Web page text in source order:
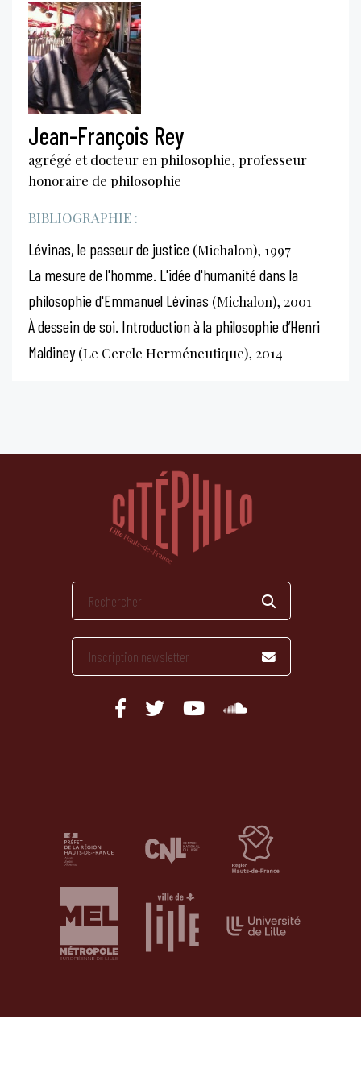
Jean-François Rey
agrégé et docteur en philosophie, professeur
honoraire de philosophie
BIBLIOGRAPHIE :
Lévinas, le passeur de justice (Michalon), 1997
La mesure de l'homme. L'idée d'humanité dans la
philosophie d'Emmanuel Lévinas (Michalon), 2001
À dessein de soi. Introduction à la philosophie d’Henri
Maldiney(Le Cercle Herméneutique), 2014